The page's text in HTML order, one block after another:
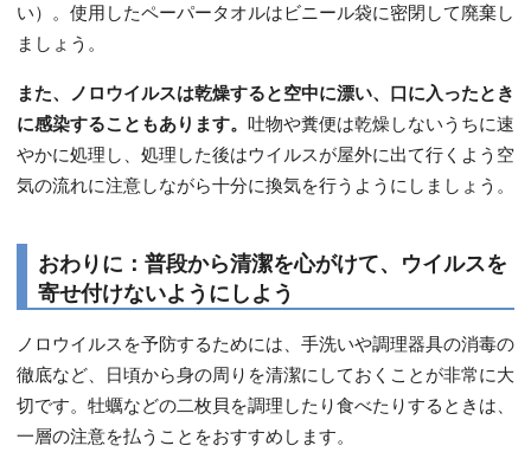
い）。使用したペーパータオルはビニール袋に密閉して廃棄し
ましょう。
また、ノロウイルスは乾燥すると空中に漂い、口に入ったとき
に感染することもあります。 吐物や糞便は乾燥しないうちに速
やかに処理し、処理した後はウイルスが屋外に出て行くよう空
気の流れに注意しながら十分に換気を行うようにしましょう。
おわりに：普段から清潔を心がけて、ウイルスを
寄せ付けないようにしよう
ノロウイルスを予防するためには、手洗いや調理器具の消毒の
徹底など、日頃から身の周りを清潔にしておくことが非常に大
切です。牡蠣などの二枚貝を調理したり食べたりするときは、
一層の注意を払うことをおすすめします。